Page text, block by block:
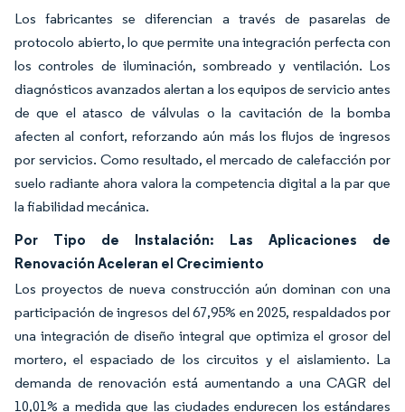
Los fabricantes se diferencian a través de pasarelas de
protocolo abierto, lo que permite una integración perfecta con
los controles de iluminación, sombreado y ventilación. Los
diagnósticos avanzados alertan a los equipos de servicio antes
de que el atasco de válvulas o la cavitación de la bomba
afecten al confort, reforzando aún más los flujos de ingresos
por servicios. Como resultado, el mercado de calefacción por
suelo radiante ahora valora la competencia digital a la par que
la fiabilidad mecánica.
Por Tipo de Instalación: Las Aplicaciones de
Renovación Aceleran el Crecimiento
Los proyectos de nueva construcción aún dominan con una
participación de ingresos del 67,95% en 2025, respaldados por
una integración de diseño integral que optimiza el grosor del
mortero, el espaciado de los circuitos y el aislamiento. La
demanda de renovación está aumentando a una CAGR del
10,01% a medida que las ciudades endurecen los estándares